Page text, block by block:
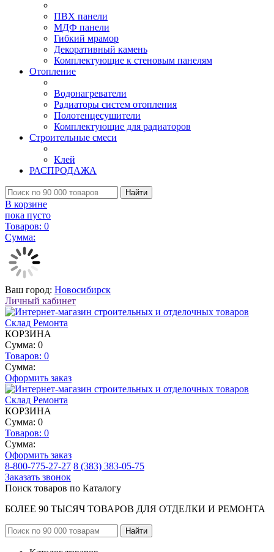
ПВХ панели
МДФ панели
Гибкий мрамор
Декоративный камень
Комплектующие к стеновым панелям
Отопление
Водонагреватели
Радиаторы систем отопления
Полотенцесушители
Комплектующие для радиаторов
Строительные смеси
Клей
РАСПРОДАЖА
Найти
В корзине
пока пусто
Товаров: 0
Сумма:
Ваш город: Новосибирск
Личный кабинет
КОРЗИНА
Сумма: 0
Товаров: 0
Сумма:
Оформить заказ
КОРЗИНА
Сумма: 0
Товаров: 0
Сумма:
Оформить заказ
8-800-775-27-27 8 (383) 383-05-75
Заказать звонок
Поиск товаров по Каталогу
БОЛЕЕ 90 ТЫСЯЧ ТОВАРОВ ДЛЯ ОТДЕЛКИ И РЕМОНТА